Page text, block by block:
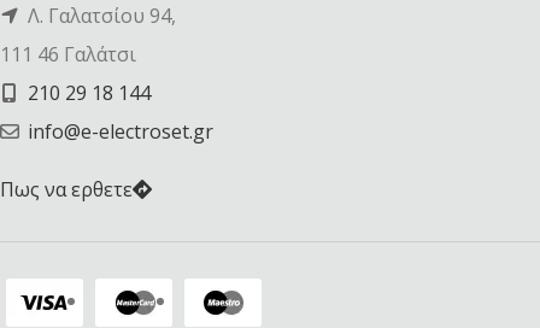
Λ. Γαλατσίου 94,
111 46 Γαλάτσι
210 29 18 144
info@e-electroset.gr
Πως να ερθετε